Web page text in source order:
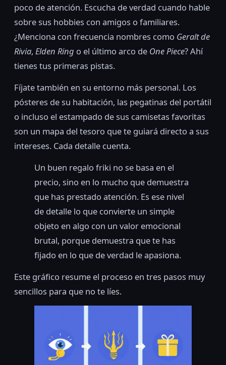
poco de atención. Escucha de verdad cuando hable
sobre sus hobbies con amigos o familiares.
¿Menciona con frecuencia nombres como Geralt de
Rivia, Elden Ring o el último arco de One Piece? Ahí
tienes tus primeras pistas.
Fíjate también en su entorno más personal. Los
pósteres de su habitación, las pegatinas del portátil
o incluso el estampado de sus camisetas favoritas
son un mapa del tesoro que te guiará directo a sus
intereses. Cada detalle cuenta.
Un buen regalo friki no se basa en el
precio, sino en lo mucho que demuestra
que has prestado atención. Es ese nivel
de detalle lo que convierte un simple
objeto en algo con un valor emocional
brutal, porque demuestra que te has
fijado en lo que de verdad le apasiona.
Este gráfico resume el proceso en tres pasos muy
sencillos para que no te líes.